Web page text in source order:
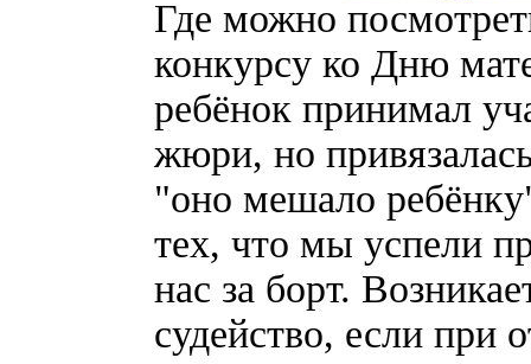
Где можно
конкурсу ко Дню
ребёнок принимал
жюри, но
"оно мешало
тех, что мы успели
нас за борт.
судейство, если при